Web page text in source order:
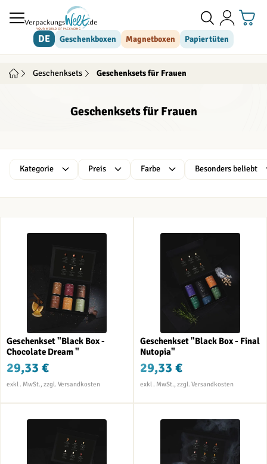
Direkt zum Inhalt
DE Geschenkboxen Magnetboxen Papiertüten
Geschenksets Geschenksets für Frauen
Geschenksets für Frauen
Skip to product list
Kategorie
filter
Preis
filter
Farbe
filter
Besonders beliebt
filter
Geschenkset "Black Box -
Chocolate Dream "
29,33 €
Geschenkset "Black Box - Final
Nutopia"
29,33 €